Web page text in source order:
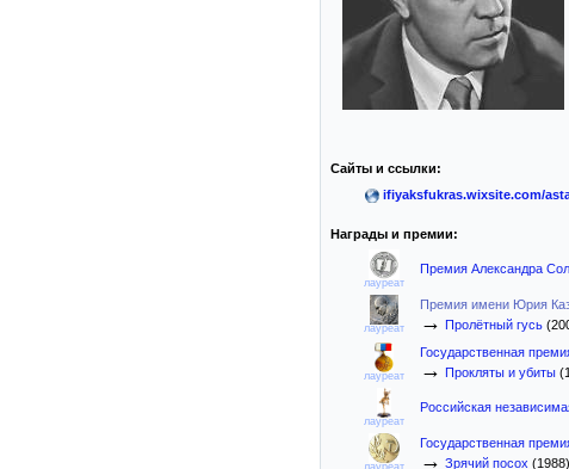
Сайты и ссылки:
ifiyaksfukras.wixsite.com/
Награды и премии:
лауреат
Премия Александра
лауреат
Премия имени Юрия
→ Пролётный гусь
лауреат
Государственная
→ Прокляты и убиты
лауреат
Российская
лауреат
Государственная
→ Зрячий посох (1988)